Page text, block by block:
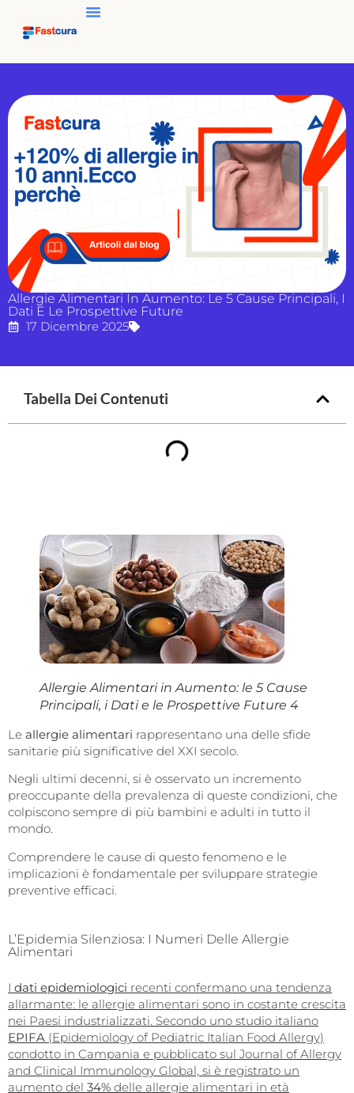
Allergie Alimentari In Aumento: Le 5 Cause Principali, I
Dati E Le Prospettive Future
17 Dicembre 2025
Tabella Dei Contenuti
Allergie Alimentari in Aumento: le 5 Cause
Principali, i Dati e le Prospettive Future 4
Le allergie alimentari rappresentano una delle sfide
sanitarie più significative del XXI secolo.
Negli ultimi decenni, si è osservato un incremento
preoccupante della prevalenza di queste condizioni, che
colpiscono sempre di più bambini e adulti in tutto il
mondo.
Comprendere le cause di questo fenomeno e le
implicazioni è fondamentale per sviluppare strategie
preventive efficaci.
L’Epidemia Silenziosa: I Numeri Delle Allergie
Alimentari
I dati epidemiologici recenti confermano una tendenza
allarmante: le allergie alimentari sono in costante crescita
nei Paesi industrializzati. Secondo uno studio italiano
EPIFA (Epidemiology of Pediatric Italian Food Allergy)
condotto in Campania e pubblicato sul Journal of Allergy
and Clinical Immunology Global, si è registrato un
aumento del 34% delle allergie alimentari in età